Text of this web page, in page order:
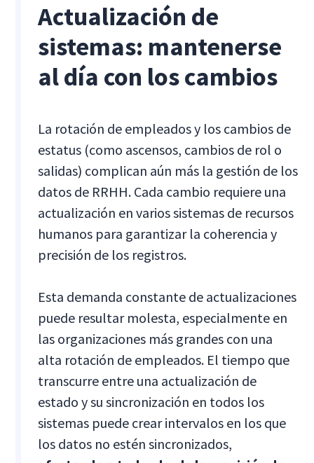
Actualización de
sistemas: mantenerse
al día con los cambios
La rotación de empleados y los cambios de
estatus (como ascensos, cambios de rol o
salidas) complican aún más la gestión de los
datos de RRHH. Cada cambio requiere una
actualización en varios sistemas de recursos
humanos para garantizar la coherencia y
precisión de los registros.
Esta demanda constante de actualizaciones
puede resultar molesta, especialmente en
las organizaciones más grandes con una
alta rotación de empleados. El tiempo que
transcurre entre una actualización de
estado y su sincronización en todos los
sistemas puede crear intervalos en los que
los datos no estén sincronizados,